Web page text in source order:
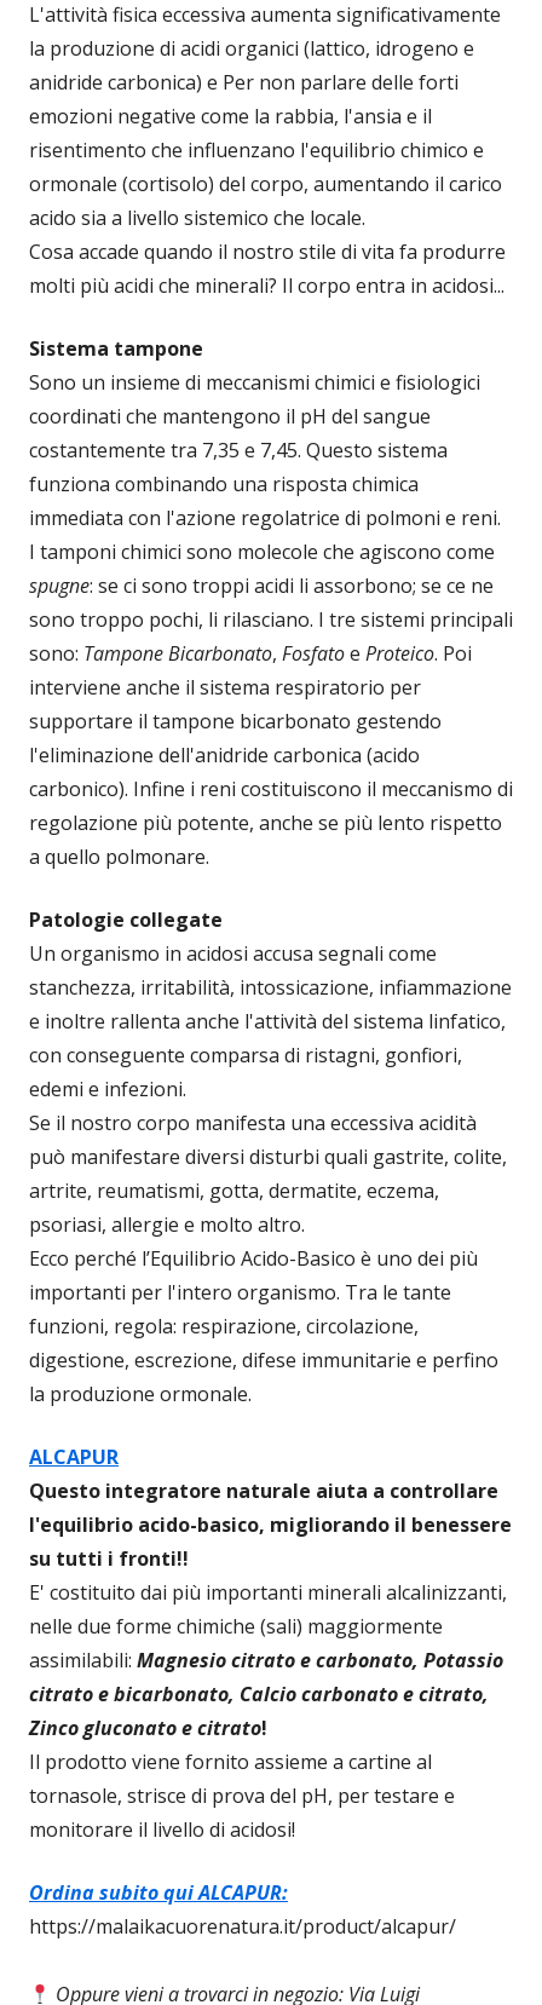
L'attività fisica eccessiva aumenta significativamente
la produzione di acidi organici (lattico, idrogeno e
anidride carbonica) e Per non parlare delle forti
emozioni negative come la rabbia, l'ansia e il
risentimento che influenzano l'equilibrio chimico e
ormonale (cortisolo) del corpo, aumentando il carico
acido sia a livello sistemico che locale.
Cosa accade quando il nostro stile di vita fa produrre
molti più acidi che minerali? Il corpo entra in acidosi...
Sistema tampone
Sono un insieme di meccanismi chimici e fisiologici
coordinati che mantengono il pH del sangue
costantemente tra 7,35 e 7,45. Questo sistema
funziona combinando una risposta chimica
immediata con l'azione regolatrice di polmoni e reni.
I tamponi chimici sono molecole che agiscono come
spugne: se ci sono troppi acidi li assorbono; se ce ne
sono troppo pochi, li rilasciano. I tre sistemi principali
sono: Tampone Bicarbonato, Fosfatoe Proteico. Poi
interviene anche il sistema respiratorio per
supportare il tampone bicarbonato gestendo
l'eliminazione dell'anidride carbonica (acido
carbonico). Infine i reni costituiscono il meccanismo di
regolazione più potente, anche se più lento rispetto
a quello polmonare.
Patologie collegate
Un organismo in acidosi accusa segnali come
stanchezza, irritabilità, intossicazione, infiammazione
e inoltre rallenta anche l'attività del sistema linfatico,
con conseguente comparsa di ristagni, gonfiori,
edemi e infezioni.
Se il nostro corpo manifesta una eccessiva acidità
può manifestare diversi disturbi quali gastrite, colite,
artrite, reumatismi, gotta, dermatite, eczema,
psoriasi, allergie e molto altro.
Ecco perché l’Equilibrio Acido-Basico è uno dei più
importanti per l'intero organismo. Tra le tante
funzioni, regola: respirazione, circolazione,
digestione, escrezione, difese immunitarie e perfino
la produzione ormonale.
ALCAPUR
Questo integratore naturale aiuta a controllare
l'equilibrio acido-basico, migliorando il benessere
su tutti i fronti!!
E' costituito dai più importanti minerali alcalinizzanti,
nelle due forme chimiche (sali) maggiormente
assimilabili: Magnesio citrato e carbonato, Potassio
citrato e bicarbonato, Calcio carbonato e citrato,
Zinco gluconato e citrato!
Il prodotto viene fornito assieme a cartine al
tornasole, strisce di prova del pH, per testare e
monitorare il livello di acidosi!
Ordina subito qui ALCAPUR:
https://malaikacuorenatura.it/product/alcapur/
Oppure vieni a trovarci in negozio: Via Luigi